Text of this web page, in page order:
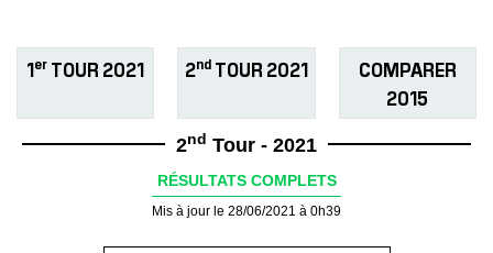
1er TOUR 2021 2ndTOUR 2021
COMPARER
2015
2nd Tour - 2021
RÉSULTATS COMPLETS
Mis à jour le 28/06/2021 à 0h39